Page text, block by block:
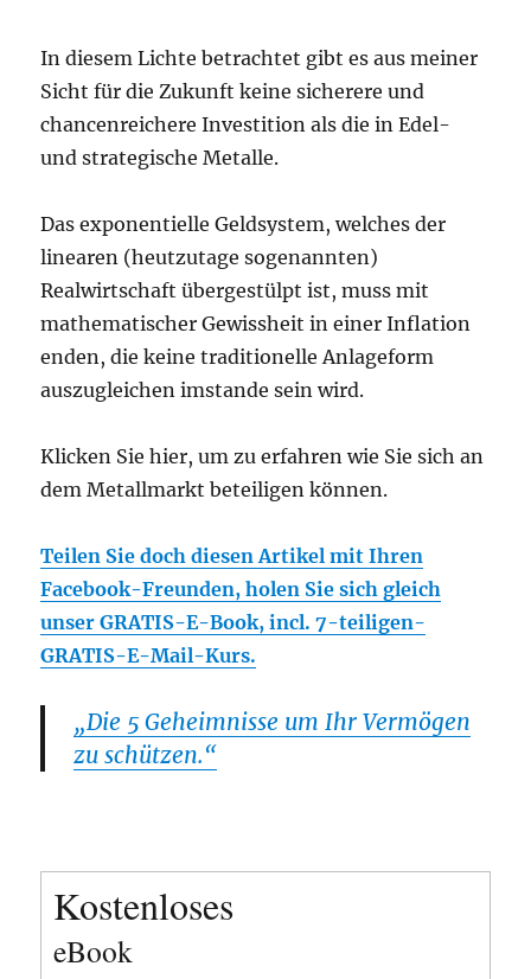
In diesem Lichte betrachtet gibt es aus meiner
Sicht für die Zukunft keine sicherere und
chancenreichere Investition als die in Edel-
und strategische Metalle.
Das exponentielle Geldsystem, welches der
linearen (heutzutage sogenannten)
Realwirtschaft übergestülpt ist, muss mit
mathematischer Gewissheit in einer Inflation
enden, die keine traditionelle Anlageform
auszugleichen imstande sein wird.
Klicken Sie hier, um zu erfahren wie Sie sich an
dem Metallmarkt beteiligen können.
Teilen Sie doch diesen Artikel mit Ihren
Facebook-Freunden, holen Sie sich gleich
unser GRATIS-E-Book, incl. 7-teiligen-
GRATIS-E-Mail-Kurs.
„Die 5 Geheimnisse um Ihr Vermögen
zu schützen.“
Kostenloses
eBook